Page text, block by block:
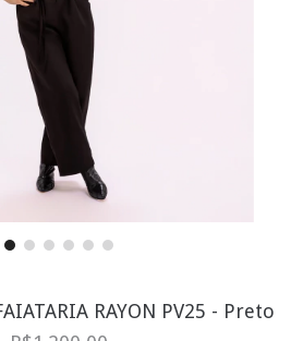
RAYON PV25 - Preto